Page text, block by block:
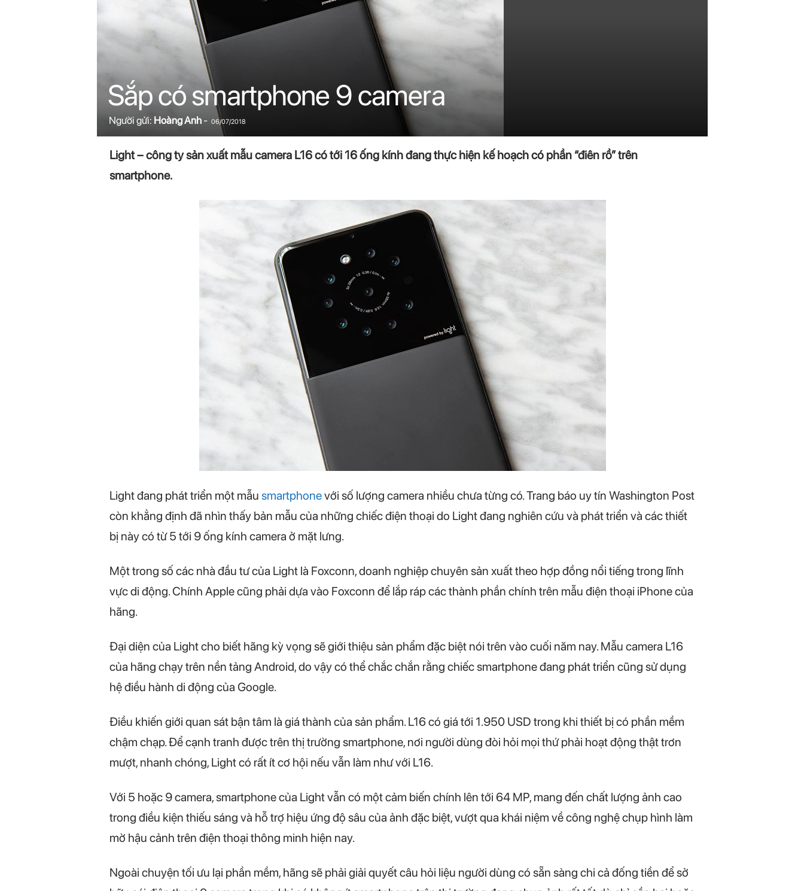
n
o
Sắp có smartphone 9 camera
Người gửi: Hoàng Anh- 06/07/2018
Light – công ty sản xuất mẫu camera L16 có tới 16 ống kính đang thực hiện kế hoạch có phần “điên rồ” trên
smartphone.
Light đang phát triển một mẫu smartphonevới số lượng camera nhiều chưa từng có. Trang báo uy tín Washington Post
còn khẳng định đã nhìn thấy bản mẫu của những chiếc điện thoại do Light đang nghiên cứu và phát triển và các thiết
bị này có từ 5 tới 9 ống kính camera ở mặt lưng.
Một trong số các nhà đầu tư của Light là Foxconn, doanh nghiệp chuyên sản xuất theo hợp đồng nổi tiếng trong lĩnh
vực di động. Chính Apple cũng phải dựa vào Foxconn để lắp ráp các thành phần chính trên mẫu điện thoại iPhone của
hãng.
Đại diện của Light cho biết hãng kỳ vọng sẽ giới thiệu sản phẩm đặc biệt nói trên vào cuối năm nay. Mẫu camera L16
của hãng chạy trên nền tảng Android, do vậy có thể chắc chắn rằng chiếc smartphone đang phát triển cũng sử dụng
hệ điều hành di động của Google.
Điều khiến giới quan sát bận tâm là giá thành của sản phẩm. L16 có giá tới 1.950 USD trong khi thiết bị có phần mềm
chậm chạp. Để cạnh tranh được trên thị trường smartphone, nơi người dùng đòi hỏi mọi thứ phải hoạt động thật trơn
mượt, nhanh chóng, Light có rất ít cơ hội nếu vẫn làm như với L16.
Với 5 hoặc 9 camera, smartphone của Light vẫn có một cảm biến chính lên tới 64 MP, mang đến chất lượng ảnh cao
trong điều kiện thiếu sáng và hỗ trợ hiệu ứng độ sâu của ảnh đặc biệt, vượt qua khái niệm về công nghệ chụp hình làm
mờ hậu cảnh trên điện thoại thông minh hiện nay.
Ngoài chuyện tối ưu lại phần mềm, hãng sẽ phải giải quyết câu hỏi liệu người dùng có sẵn sàng chi cả đống tiền để sở